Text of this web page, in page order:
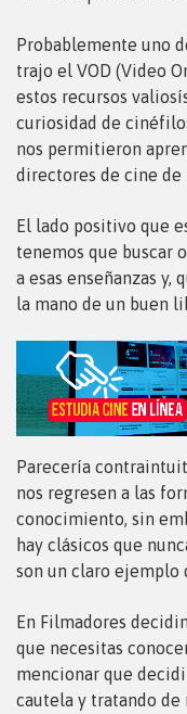
Probablemente uno
trajo el VOD (Video
estos recursos
curiosidad de
nos permitieron
directores de cine de
El lado positivo que
tenemos que buscar
a esas enseñanzas
la mano de un buen
Parecería
nos regresen a las
conocimiento, sin
hay clásicos que
son un claro ejemplo
En Filmadores
que necesitas
mencionar que
cautela y tratando de